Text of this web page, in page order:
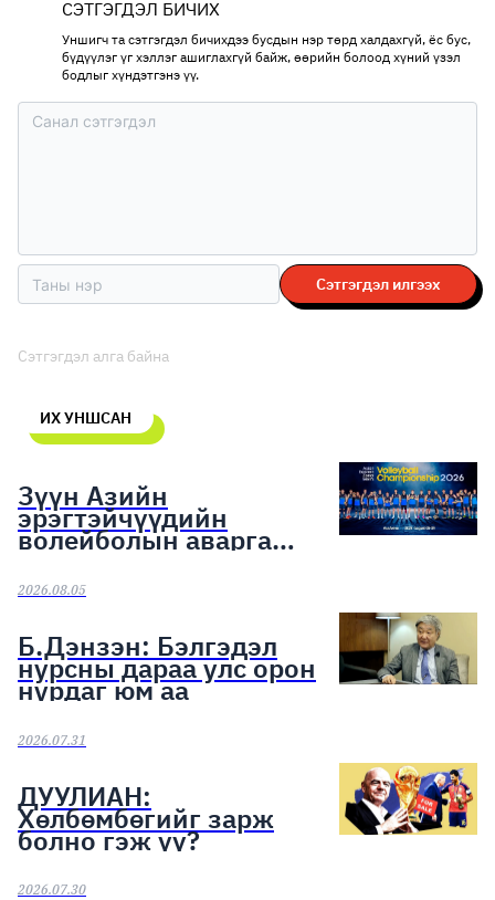
СЭТГЭГДЭЛ БИЧИХ
Уншигч та сэтгэгдэл бичихдээ бусдын нэр төрд халдахгүй, ёс бус,
бүдүүлэг үг хэллэг ашиглахгүй байж, өөрийн болоод хүний үзэл
бодлыг хүндэтгэнэ үү.
Сэтгэгдэл илгээх
Сэтгэгдэл алга байна
ИХ УНШСАН
Зүүн Азийн
эрэгтэйчүүдийн
волейболын аварга
шалгаруулах тэмцээн
эхэллээ
2026.08.05
Б.Дэнзэн: Бэлгэдэл
нурсны дараа улс орон
нурдаг юм аа
2026.07.31
ДУУЛИАН:
Хөлбөмбөгийг зарж
болно гэж үү?
2026.07.30